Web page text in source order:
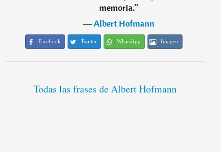
memoria.”
―Albert Hofmann
Facebook Twitter WhatsApp Imagen
Todas las frases de Albert Hofmann